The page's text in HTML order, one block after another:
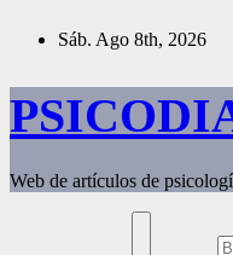
Sáb. Ago 8th, 2026
Web de artículos de